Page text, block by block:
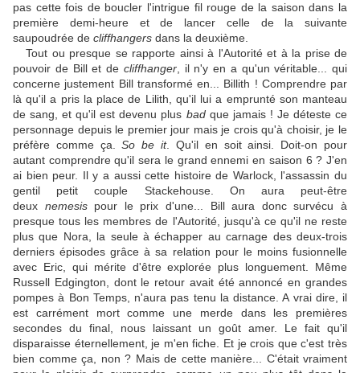
pas cette fois de boucler l'intrigue fil rouge de la saison dans la
première demi-heure et de lancer celle de la suivante
saupoudrée de cliffhangers dans la deuxième.
Tout ou presque se rapporte ainsi à l'Autorité et à la prise de
pouvoir de Bill et de cliffhanger, il n'y en a qu'un véritable... qui
concerne justement Bill transformé en... Billith ! Comprendre par
là qu'il a pris la place de Lilith, qu'il lui a emprunté son manteau
de sang, et qu'il est devenu plus badque jamais ! Je déteste ce
personnage depuis le premier jour mais je crois qu'à choisir, je le
préfère comme ça.So be it. Qu'il en soit ainsi. Doit-on pour
autant comprendre qu'il sera le grand ennemi en saison 6 ? J'en
ai bien peur. Il y a aussi cette histoire de Warlock, l'assassin du
gentil petit couple Stackehouse. On aura peut-être
deux nemesispour le prix d'une... Bill aura donc survécu à
presque tous les membres de l'Autorité, jusqu'à ce qu'il ne reste
plus que Nora, la seule à échapper au carnage des deux-trois
derniers épisodes grâce à sa relation pour le moins fusionnelle
avec Eric, qui mérite d'être explorée plus longuement. Même
Russell Edgington, dont le retour avait été annoncé en grandes
pompes à Bon Temps, n'aura pas tenu la distance. A vrai dire, il
est carrément mort comme une merde dans les premières
secondes du final, nous laissant un goût amer. Le fait qu'il
disparaisse éternellement, je m'en fiche. Et je crois que c'est très
bien comme ça, non ? Mais de cette manière... C'était vraiment